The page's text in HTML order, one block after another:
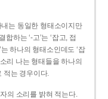
내는 동일한 형태소이지만
하는 ‘-고’는 ‘잡고, 접
하나의 형태소인데도 ‘잡
리 나는 형태들을 하나의
적는 경우이다.
의 소리를 밝혀 적는다.